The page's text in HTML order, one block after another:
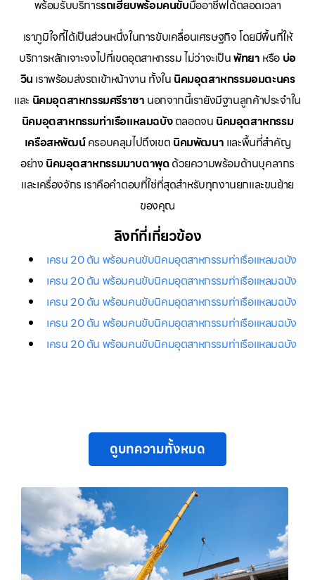
พร้อมรับบริการรถเฮี๊ยบพร้อมคนขับมืออาชีพได้ตลอดเวลา
เราภูมิใจที่ได้เป็นส่วนหนึ่งในการขับเคลื่อนเศรษฐกิจ โดยมีพื้นที่ให้
บริการหลักเจาะจงไปที่เขตอุตสาหกรรม ไม่ว่าจะเป็นพัทยา หรือ บ่อ
วิน เราพร้อมส่งรถเข้าหน้างาน ทั้งใน นิคมอุตสาหกรรมอมตะนคร
และ นิคมอุตสาหกรรมศรีราชา นอกจากนี้เรายังมีฐานลูกค้าประจำใน
นิคมอุตสาหกรรมท่าเรือแหลมฉบังตลอดจน นิคมอุตสาหกรรม
เครือสหพัฒน์ครอบคลุมไปถึงเขต นิคมพัฒนา และพื้นที่สำคัญ
อย่าง นิคมอุตสาหกรรมมาบตาพุดด้วยความพร้อมด้านบุคลากร
และเครื่องจักร เราคือคำตอบที่ใช่ที่สุดสำหรับทุกงานยกและขนย้าย
ของคุณ
ลิงก์ที่เกี่ยวข้อง
เครน 20 ตัน พร้อมคนขับนิคมอุตสาหกรรมท่าเรือแหลมฉบัง
เครน 20 ตัน พร้อมคนขับนิคมอุตสาหกรรมท่าเรือแหลมฉบัง
เครน 20 ตัน พร้อมคนขับนิคมอุตสาหกรรมท่าเรือแหลมฉบัง
เครน 20 ตัน พร้อมคนขับนิคมอุตสาหกรรมท่าเรือแหลมฉบัง
เครน 20 ตัน พร้อมคนขับนิคมอุตสาหกรรมท่าเรือแหลมฉบัง
ดูบทความทั้งหมด